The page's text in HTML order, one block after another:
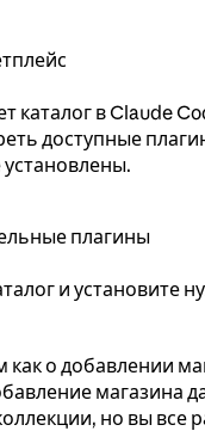
каталог в Claude
доступные
плагины
и установите
как о добавлении
магазина
но вы все